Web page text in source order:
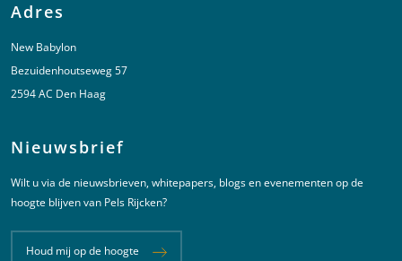
Adres
New Babylon
Bezuidenhoutseweg 57
2594 AC Den Haag
Nieuwsbrief
Wilt u via de nieuwsbrieven, whitepapers, blogs en evenementen op de
hoogte blijven van Pels Rijcken?
Houd mij op de hoogte